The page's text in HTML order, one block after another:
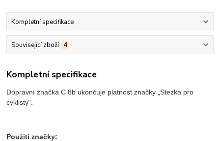
Kompletní specifikace
Související zboží 4
Kompletní specifikace
Dopravní značka C 8b ukončuje platnost značky „Stezka pro
cyklisty“.
Použití značky: